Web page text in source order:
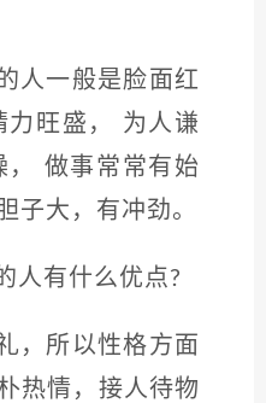
一般是脸面红
力旺盛， 为人谦
做事常常有始
子大，有冲劲。
有什么优点?
所以性格方面
热情，接人待物